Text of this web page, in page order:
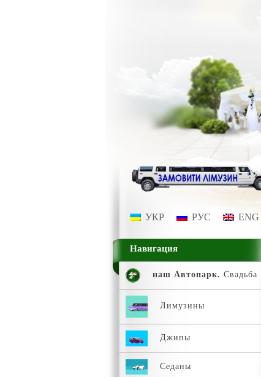
УКР РУС ENG
Навигация
наш Автопарк. Свадьба
Лимузины
Джипы
Седаны